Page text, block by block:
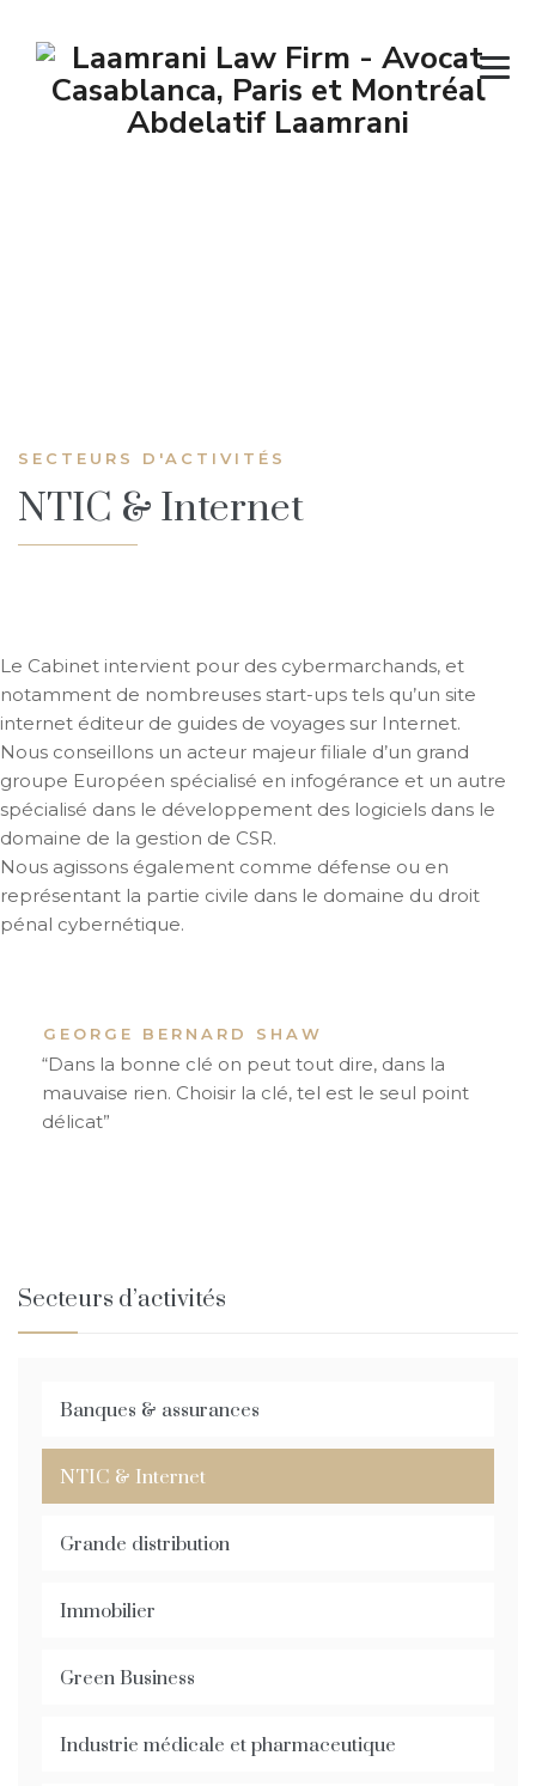
SECTEURS D'ACTIVITÉS
NTIC & Internet
Le Cabinet intervient pour des cybermarchands, et
notamment de nombreuses start-ups tels qu’un site
internet éditeur de guides de voyages sur Internet.
Nous conseillons un acteur majeur filiale d’un grand
groupe Européen spécialisé en infogérance et un autre
spécialisé dans le développement des logiciels dans le
domaine de la gestion de CSR.
Nous agissons également comme défense ou en
représentant la partie civile dans le domaine du droit
pénal cybernétique.
GEORGE BERNARD SHAW
“Dans la bonne clé on peut tout dire, dans la
mauvaise rien. Choisir la clé, tel est le seul point
délicat”
Secteurs d’activités
Banques & assurances
NTIC & Internet
Grande distribution
Immobilier
Green Business
Industrie médicale et pharmaceutique